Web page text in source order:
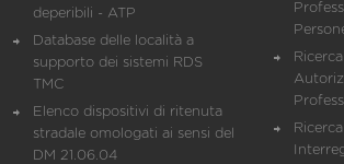
deperibili - ATP
Database delle località a
supporto dei sistemi RDS
TMC
Elenco dispositivi di ritenuta
stradale omologati ai sensi del
DM 21.06.04